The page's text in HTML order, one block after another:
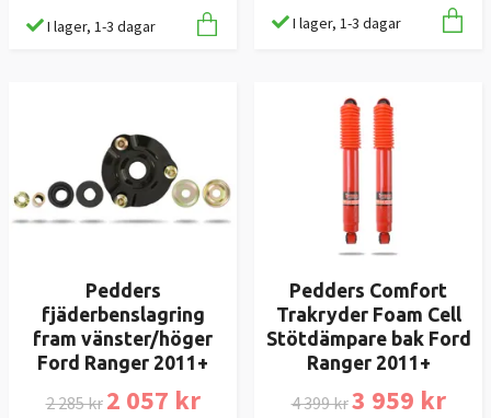
I lager, 1-3 dagar I lager, 1-3 dagar
Pedders
fjäderbenslagring
fram vänster/höger
Ford Ranger 2011+
2 285 kr 2 057 kr
Pedders Comfort
Trakryder Foam Cell
Stötdämpare bak Ford
Ranger 2011+
4 399 kr3 959 kr